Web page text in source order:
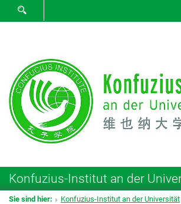
SUCHFORMULAR ÖFFNEN
Konfuzius-Institut an der
Sie sind hier:
Konfuzius-Institut an der Universität